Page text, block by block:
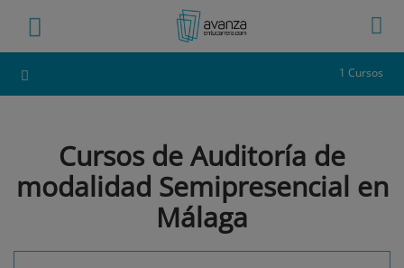
1 Cursos
Cursos de Auditoría de
modalidad Semipresencial en
Málaga